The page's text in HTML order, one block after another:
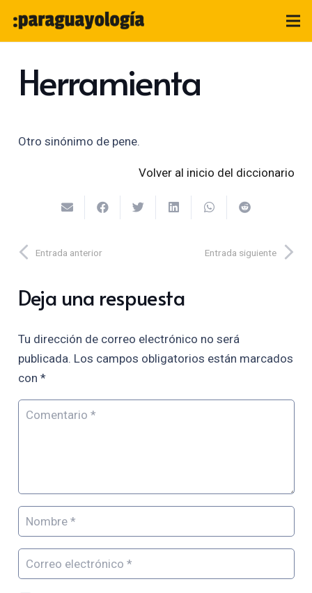
Herramienta
Otro sinónimo de pene.
Volver al inicio del diccionario
Entrada anterior Entrada siguiente
Deja una respuesta
Tu dirección de correo electrónico no será
publicada. Los campos obligatorios están marcados
con *